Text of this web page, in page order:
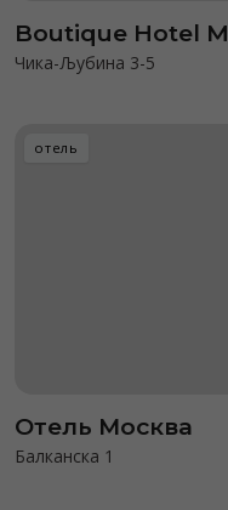
Boutique Hotel
Чика-Љубина 3-5
отель
Отель Москва
Балканска 1